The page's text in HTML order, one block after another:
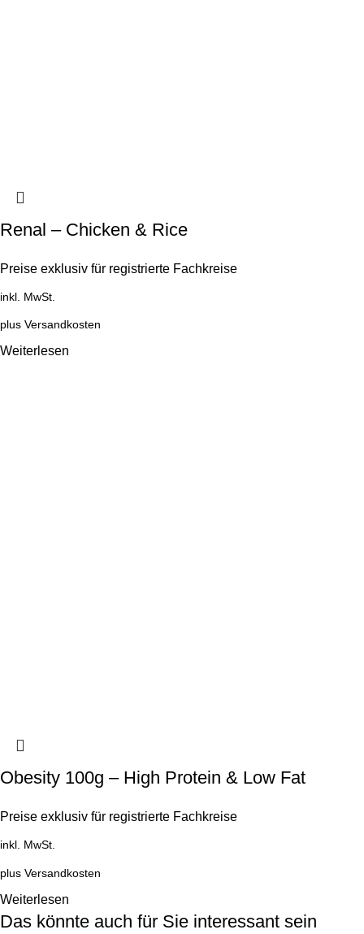
Renal – Chicken & Rice
Preise exklusiv für registrierte Fachkreise
inkl. MwSt.
plus Versandkosten
Weiterlesen
Obesity 100g – High Protein & Low Fat
Preise exklusiv für registrierte Fachkreise
inkl. MwSt.
plus Versandkosten
Weiterlesen
Das könnte auch für Sie interessant sein